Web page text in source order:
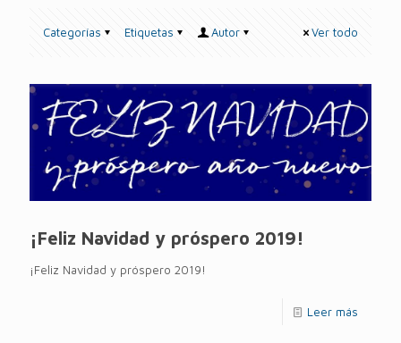
Categorías Etiquetas Autor Ver todo
¡Feliz Navidad y próspero 2019!
¡Feliz Navidad y próspero 2019!
Leer más